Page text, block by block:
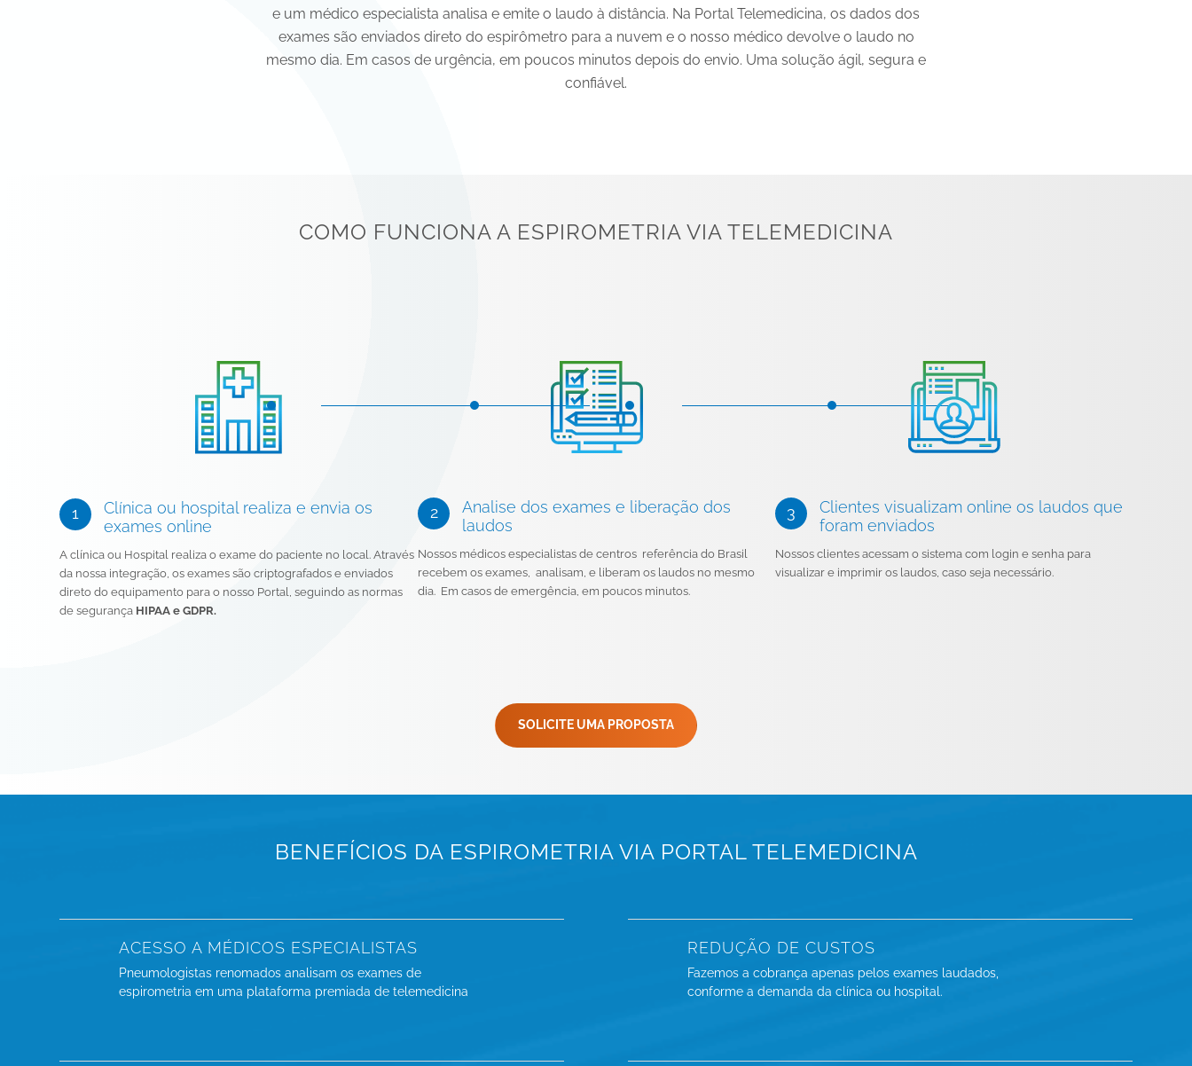
e um médico especialista analisa e emite o laudo à distância. Na Portal Telemedicina, os dados dos
exames são enviados direto do espirômetro para a nuvem e o nosso médico devolve o laudo no
mesmo dia. Em casos de urgência, em poucos minutos depois do envio. Uma solução ágil, segura e
confiável.
COMO FUNCIONA A ESPIROMETRIA VIA TELEMEDICINA
Clínica ou hospital realiza e envia os
exames online
A clínica ou Hospital realiza o exame do paciente no local. Através
da nossa integração, os exames são criptografados e enviados
direto do equipamento para o nosso Portal, seguindo as normas
de segurança HIPAA e GDPR.
Analise dos exames e liberação dos
laudos
Nossos médicos especialistas de centros referência do Brasil
recebem os exames, analisam, e liberam os laudos no mesmo
dia. Em casos de emergência, em poucos minutos.
Clientes visualizam online os laudos que
foram enviados
Nossos clientes acessam o sistema com login e senha para
visualizar e imprimir os laudos, caso seja necessário.
SOLICITE UMA PROPOSTA
BENEFÍCIOS DA ESPIROMETRIA VIA PORTAL TELEMEDICINA
ACESSO A MÉDICOS ESPECIALISTAS
Pneumologistas renomados analisam os exames de
espirometria em uma plataforma premiada de telemedicina
REDUÇÃO DE CUSTOS
Fazemos a cobrança apenas pelos exames laudados,
conforme a demanda da clínica ou hospital.